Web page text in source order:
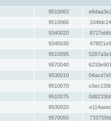
9510063
9510066
9340020
9340030
9510095
9570040
9530010
9510070
9510075
9530020
9570050